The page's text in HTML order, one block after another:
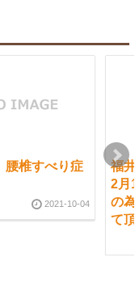
椎すべり症
2021-10-04
福
2月
の
て